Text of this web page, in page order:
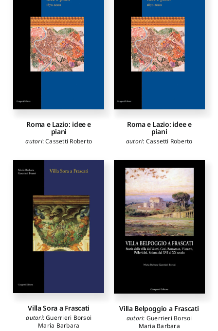
Roma e Lazio: idee e
piani
autori:Cassetti Roberto
Roma e Lazio: idee e
piani
autori: Cassetti Roberto
Villa Sora a Frascati
autori:Guerrieri Borsoi
Maria Barbara
Villa Belpoggio a Frascati
autori: Guerrieri Borsoi
Maria Barbara